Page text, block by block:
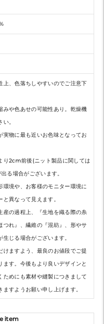
上、色落ちしやすいのでご注意下
みや色あせの可能性あり。乾燥機
。
物に最も近いお色味となってお
り2cm前後(ニット製品に関しては
る場合がございます。
境や、お客様のモニター環境に
異なって見えます。
の過程上、『生地を織る際の糸
つれ』、繊維の『混紡』、形やサ
じる場合がございます。
ますよう、最良のお値段でご提
ます。今後もより良いデザインと
ためにも素材や縫製につきまして
すようお願い申し上げます。
item